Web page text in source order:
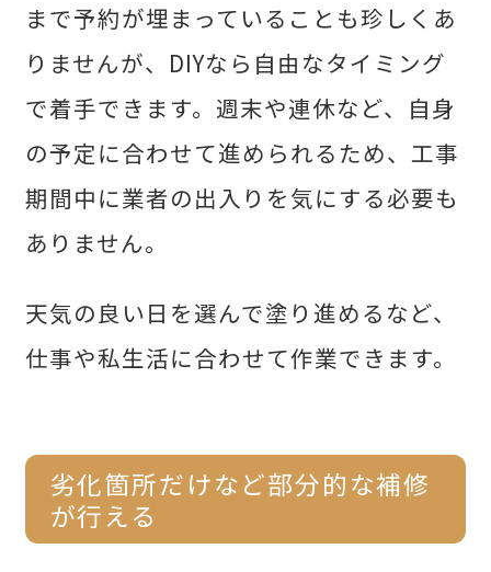
まで予約が埋まっていることも珍しくあ
りませんが、DIYなら自由なタイミング
で着手できます。週末や連休など、自身
の予定に合わせて進められるため、工事
期間中に業者の出入りを気にする必要も
ありません。
天気の良い日を選んで塗り進めるなど、
仕事や私生活に合わせて作業できます。
劣化箇所だけなど部分的な補修
が行える